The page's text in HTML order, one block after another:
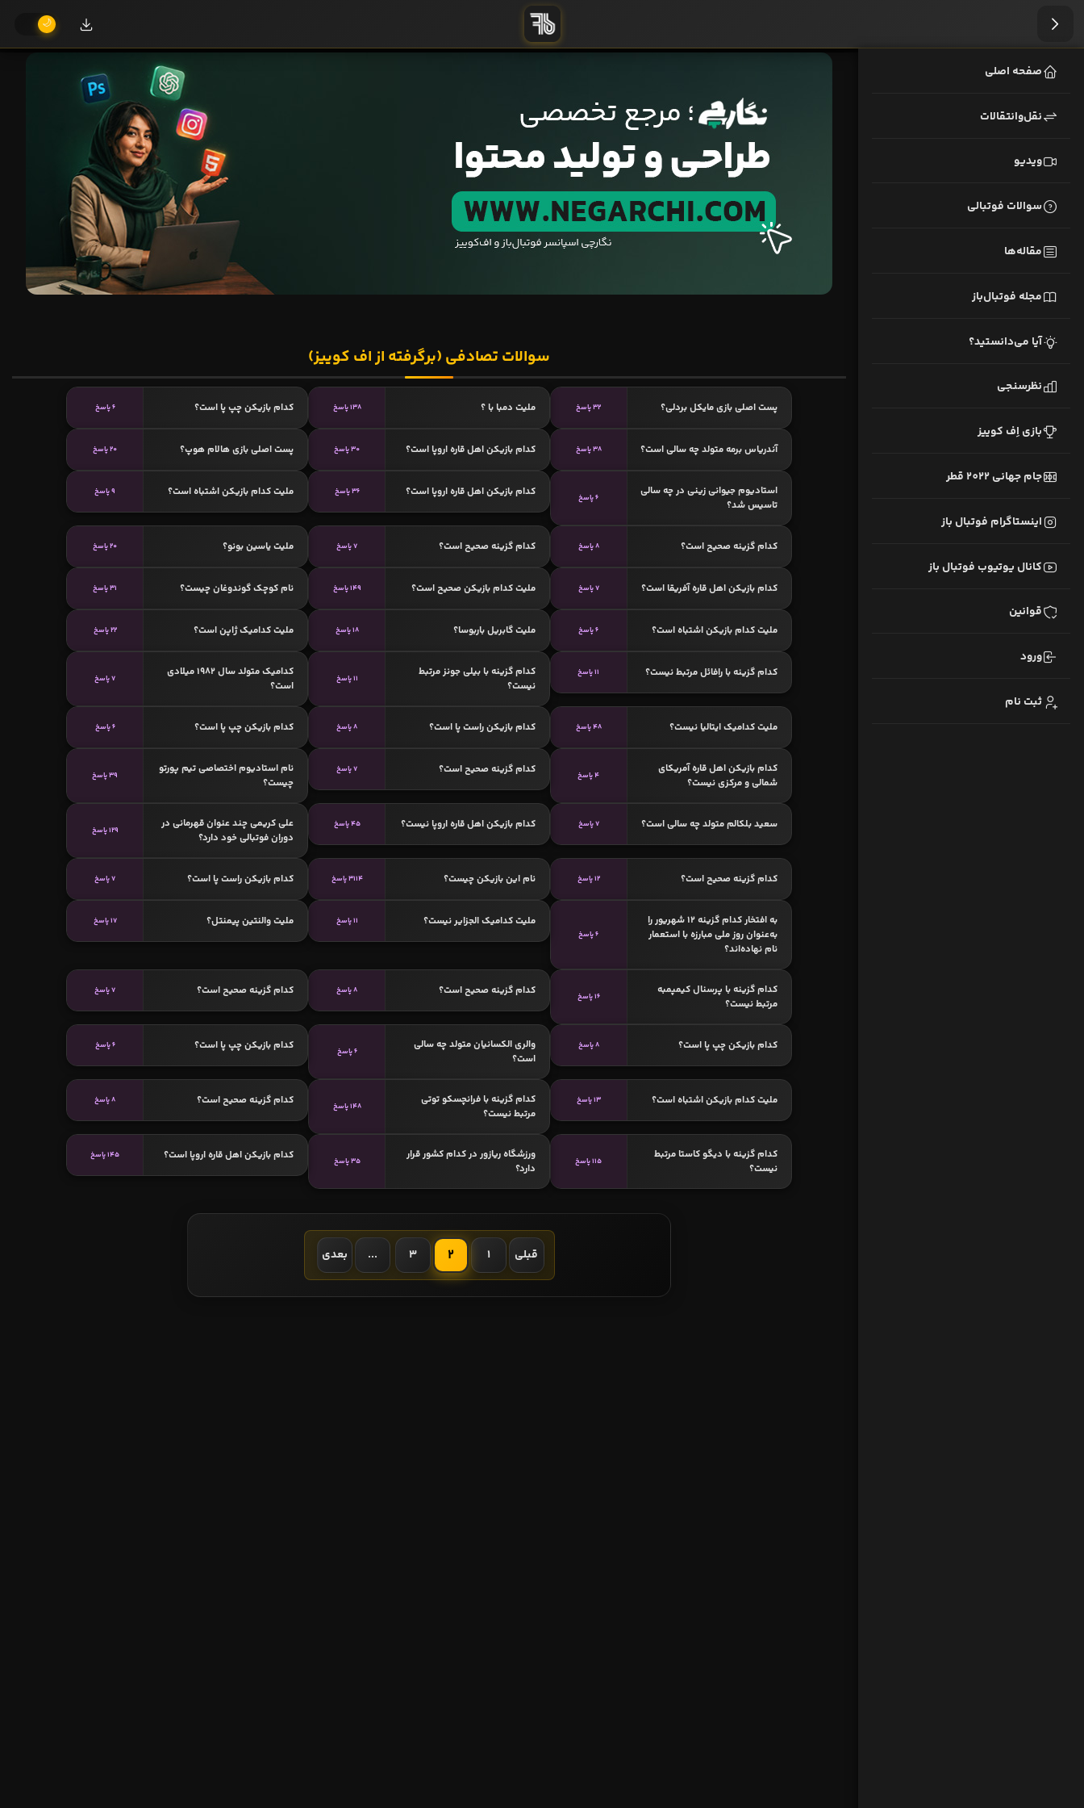
صفحه اصلی
نقل‌وانتقالات
ویدیو
سوالات فوتبالی
مقاله‌ها
مجله فوتبال‌باز
آیا می‌دانستید؟
نظرسنجی
بازی اِف کوییز
جام جهانی 2022 قطر
اینستاگرام فوتبال باز
کانال یوتیوب فوتبال باز
قوانین
ورود
ثبت نام
سوالات تصادفی (برگرفته از اف کوییز)
پست اصلی بازی مایکل بردلی؟ 32 پاسخ ملیت دمبا با ؟ 138 پاسخ کدام بازیکن چپ پا است؟ 6 پاسخ
آندریاس برمه متولد چه سالی است؟ 38 پاسخ کدام بازیکن اهل قاره اروپا است؟ 30 پاسخ پست اصلی بازی هالام هوپ؟ 20 پاسخ
استادیوم جیوانی زینی در چه سالی
تاسیس شد؟
6 پاسخ کدام بازیکن اهل قاره اروپا است؟ 36 پاسخ ملیت کدام بازیکن اشتباه است؟ 9 پاسخ
کدام گزینه صحیح است؟ 8 پاسخ کدام گزینه صحیح است؟ 7 پاسخ ملیت یاسین بونو؟ 20 پاسخ
کدام بازیکن اهل قاره آفریقا است؟ 7 پاسخ ملیت کدام بازیکن صحیح است؟ 149 پاسخ نام کوچک گوندوغان چیست؟ 31 پاسخ
ملیت کدام بازیکن اشتباه است؟ 6 پاسخ ملیت گابریل باربوسا؟ 18 پاسخ ملیت کدامیک ژاپن است؟ 22 پاسخ
کدام گزینه با رافائل مرتبط نیست؟ 11 پاسخ
کدام گزینه با بیلی جونز مرتبط
نیست؟
11 پاسخ
کدامیک متولد سال 1982 میلادی
است؟
7 پاسخ
ملیت کدامیک ایتالیا نیست؟ 48 پاسخ کدام بازیکن راست پا است؟ 8 پاسخ کدام بازیکن چپ پا است؟ 6 پاسخ
کدام بازیکن اهل قاره آمریکای
شمالی و مرکزی نیست؟
4 پاسخ کدام گزینه صحیح است؟ 7 پاسخ
نام استادیوم اختصاصی تیم پورتو
چیست؟
39 پاسخ
سعید بلکالم متولد چه سالی است؟ 7 پاسخ کدام بازیکن اهل قاره اروپا نیست؟ 45 پاسخ
علی کریمی چند عنوان قهرمانی در
دوران فوتبالی خود دارد؟
129 پاسخ
کدام گزینه صحیح است؟ 12 پاسخ نام این بازیکن چیست؟ 3114 پاسخ کدام بازیکن راست پا است؟ 7 پاسخ
به افتخار کدام گزینه 12 شهریور را
به‌عنوان روز ملی مبارزه با استعمار
نام نهاده‌اند؟
6 پاسخ
ملیت کدامیک الجزایر نیست؟ 11 پاسخ ملیت والنتین پیمنتل؟ 17 پاسخ
کدام گزینه با پرسنال کیمپمبه
مرتبط نیست؟
16 پاسخ کدام گزینه صحیح است؟ 8 پاسخ کدام گزینه صحیح است؟ 7 پاسخ
کدام بازیکن چپ پا است؟ 8 پاسخ
والری الکسانیان متولد چه سالی
است؟
6 پاسخ کدام بازیکن چپ پا است؟ 6 پاسخ
ملیت کدام بازیکن اشتباه است؟ 13 پاسخ
کدام گزینه با فرانچسکو توتی
مرتبط نیست؟
148 پاسخ کدام گزینه صحیح است؟ 8 پاسخ
کدام گزینه با دیگو کاستا مرتبط
نیست؟
115 پاسخ
ورزشگاه ریازور در کدام کشور قرار
دارد؟
35 پاسخ کدام بازیکن اهل قاره اروپا است؟ 145 پاسخ
قبلی 1
2
3
... بعدی